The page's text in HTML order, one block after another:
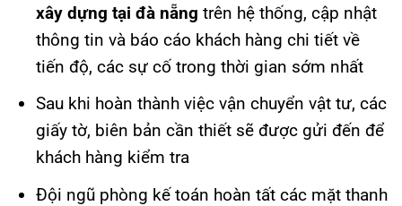
xây dựng tại đà nẵngtrên hệ thống, cập nhật
thông tin và báo cáo khách hàng chi tiết về
tiến độ, các sự cố trong thời gian sớm nhất
Sau khi hoàn thành việc vận chuyển vật tư, các
giấy tờ, biên bản cần thiết sẽ được gửi đến để
khách hàng kiểm tra
Đội ngũ phòng kế toán hoàn tất các mặt thanh